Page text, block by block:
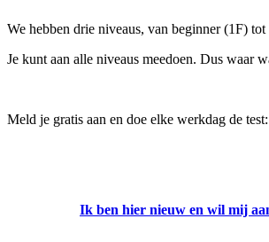
We hebben drie niveaus, van beginner (1F)
Je kunt aan alle niveaus meedoen. Dus waar
Meld je gratis aan en doe elke werkdag de test:
Ik ben hier nieuw en wil mij